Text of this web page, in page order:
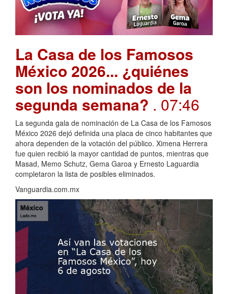
La Casa de los Famosos
México 2026... ¿quiénes
son los nominados de la
segunda semana? . 07:46
La segunda gala de nominación de La Casa de los Famosos
México 2026 dejó definida una placa de cinco habitantes que
ahora dependen de la votación del público. Ximena Herrera
fue quien recibió la mayor cantidad de puntos, mientras que
Masad, Memo Schutz, Gema Garoa y Ernesto Laguardia
completaron la lista de posibles eliminados.
Vanguardia.com.mx